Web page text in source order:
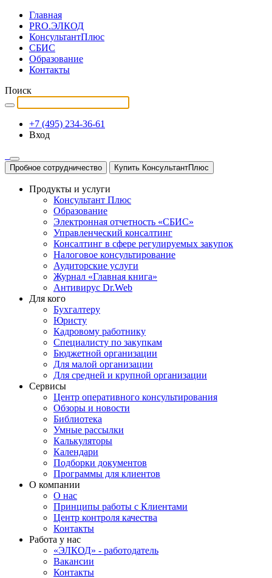
Главная
PRO.ЭЛКОД
КонсультантПлюс
СБИС
Образование
Контакты
Поиск
+7 (495) 234-36-61
Вход
Пробное сотрудничество Купить КонсультантПлюс
Продукты и услуги
Консультант Плюс
Образование
Электронная отчетность «СБИС»
Управленческий консалтинг
Консалтинг в сфере регулируемых закупок
Налоговое консультирование
Аудиторские услуги
Журнал «Главная книга»
Антивирус Dr.Web
Для кого
Бухгалтеру
Юристу
Кадровому работнику
Специалисту по закупкам
Бюджетной организации
Для малой организации
Для средней и крупной организации
Сервисы
Центр оперативного консультирования
Обзоры и новости
Библиотека
Умные рассылки
Калькуляторы
Календари
Подборки документов
Программы для клиентов
О компании
О нас
Принципы работы с Клиентами
Центр контроля качества
Контакты
Работа у нас
«ЭЛКОД» - работодатель
Вакансии
Контакты